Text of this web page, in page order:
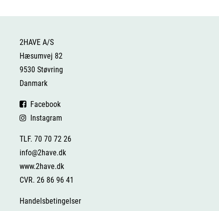
2HAVE A/S
Hæsumvej 82
9530 Støvring
Danmark
Facebook
Instagram
TLF. 70 70 72 26
info@2have.dk
www.2have.dk
CVR. 26 86 96 41
Handelsbetingelser